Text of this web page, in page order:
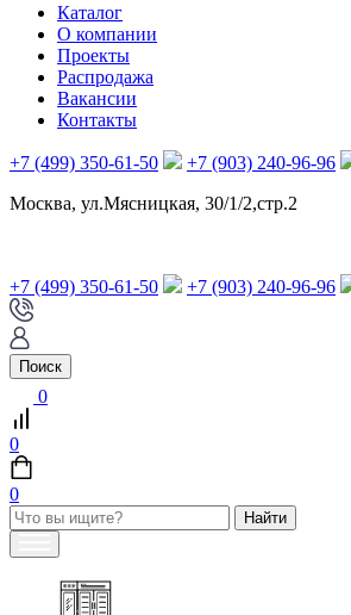
Каталог
О компании
Проекты
Распродажа
Вакансии
Контакты
+7 (499) 350-61-50 +7 (903) 240-96-96
Москва, ул.Мясницкая, 30/1/2,стр.2
+7 (499) 350-61-50 +7 (903) 240-96-96
Поиск
0
0
0